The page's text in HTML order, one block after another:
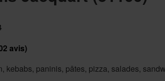
avis)
kebabs, paninis, pâtes, pizza, salades,